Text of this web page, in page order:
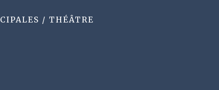
/ THÉÂTRE